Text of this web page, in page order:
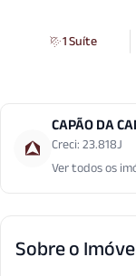
1 Suíte
CAPÃO DA
Creci: 23.818J
Ver todos os
Sobre o